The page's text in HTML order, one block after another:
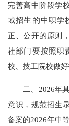
完善高中阶段学
域招生的中职学
正、公开的原则
社部门要按照职
校、技工院校做好
二、2026年具
意识，规范招生
备案的2026年中